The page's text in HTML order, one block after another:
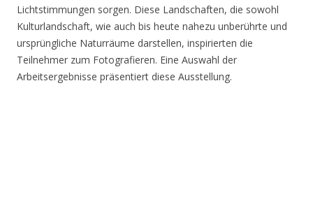
Lichtstimmungen sorgen. Diese Landschaften, die sowohl
Kulturlandschaft, wie auch bis heute nahezu unberührte und
ursprüngliche Naturräume darstellen, inspirierten die
Teilnehmer zum Fotografieren. Eine Auswahl der
Arbeitsergebnisse präsentiert diese Ausstellung.